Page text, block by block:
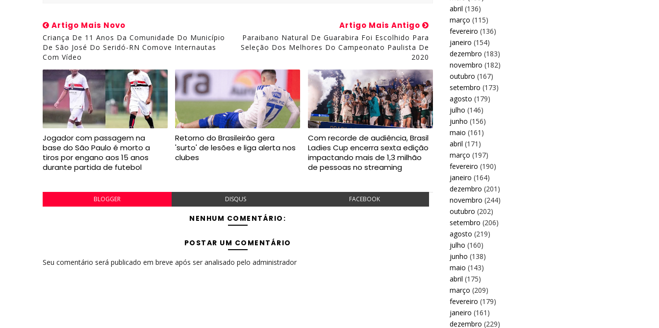
Artigo Mais Novo
Criança De 11 Anos Da Comunidade Do Município
De São José Do Seridó-RN Comove Internautas
Com Vídeo
Artigo Mais Antigo
Paraibano Natural De Guarabira Foi Escolhido Para
Seleção Dos Melhores Do Campeonato Paulista De
2020
Jogador com passagem na
base do São Paulo é morto a
tiros por engano aos 15 anos
durante partida de futebol
Retorno do Brasileirão gera
'surto' de lesões e liga alerta nos
clubes
Com recorde de audiência, Brasil
Ladies Cup encerra sexta edição
impactando mais de 1,3 milhão
de pessoas no streaming
BLOGGER DISQUS FACEBOOK
NENHUM COMENTÁRIO:
POSTAR UM COMENTÁRIO
Seu comentário será publicado em breve após ser analisado pelo administrador
abril (136)
março (115)
fevereiro (136)
janeiro (154)
dezembro (183)
novembro (182)
outubro (167)
setembro (173)
agosto (179)
julho (146)
junho (156)
maio (161)
abril (171)
março (197)
fevereiro (190)
janeiro (164)
dezembro (201)
novembro (244)
outubro (202)
setembro (206)
agosto (219)
julho (160)
junho (138)
maio (143)
abril (175)
março (209)
fevereiro (179)
janeiro (161)
dezembro (229)